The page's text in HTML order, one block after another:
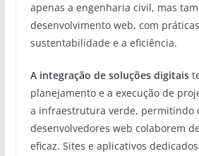
apenas a engenharia civil, mas
desenvolvimento web, com
sustentabilidade e a eficiência.
A integração de soluções digitais
planejamento e a execução de
a infraestrutura verde, permitindo
desenvolvedores web colaborem
eficaz. Sites e aplicativos